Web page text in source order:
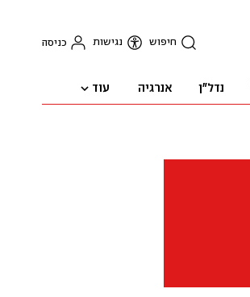
חיפוש נגישות כניסה
נדל"ן אנרגיה עוד